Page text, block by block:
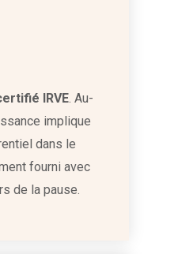
IRVE. Au-
implique
dans le
fourni avec
de la pause.